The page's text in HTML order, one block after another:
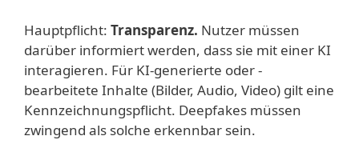
Hauptpflicht: Transparenz. Nutzer müssen
darüber informiert werden, dass sie mit einer KI
interagieren. Für KI-generierte oder -
bearbeitete Inhalte (Bilder, Audio, Video) gilt eine
Kennzeichnungspflicht. Deepfakes müssen
zwingend als solche erkennbar sein.